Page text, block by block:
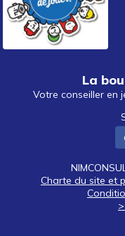
La
Votre conseiller en
Charte du site et